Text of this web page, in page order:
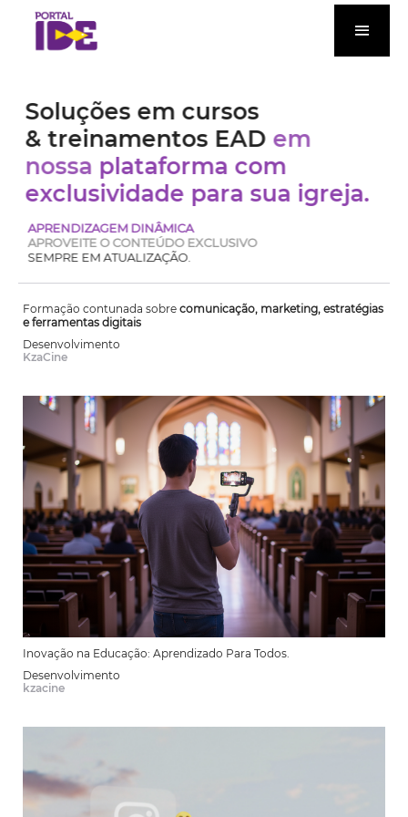
Soluções em cursos
& treinamentos EAD em
nossa plataforma com
exclusividade para sua igreja.
APRENDIZAGEM DINÂMICA
APROVEITE O CONTEÚDO EXCLUSIVO
SEMPRE EM ATUALIZAÇÃO.
Formação contunada sobre comunicação, marketing, estratégias
e ferramentas digitais
Desenvolvimento
KzaCine
Inovação na Educação: Aprendizado Para Todos.
Desenvolvimento
kzacine